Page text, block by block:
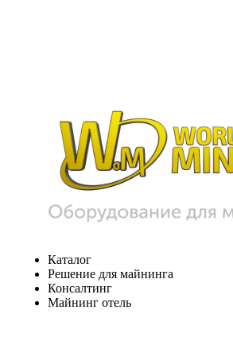
Каталог
Решение для майнинга
Консалтинг
Майнинг отель